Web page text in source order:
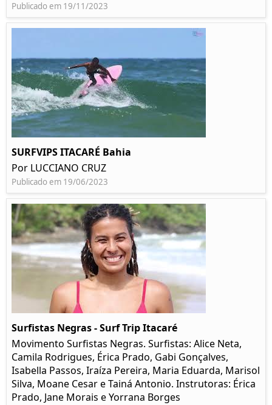
Publicado em 19/11/2023
SURFVIPS ITACARÉ Bahia
Por LUCCIANO CRUZ
Publicado em 19/06/2023
Surfistas Negras - Surf Trip Itacaré
Movimento Surfistas Negras. Surfistas: Alice Neta,
Camila Rodrigues, Érica Prado, Gabi Gonçalves,
Isabella Passos, Iraíza Pereira, Maria Eduarda, Marisol
Silva, Moane Cesar e Tainá Antonio. Instrutoras: Érica
Prado, Jane Morais e Yorrana Borges